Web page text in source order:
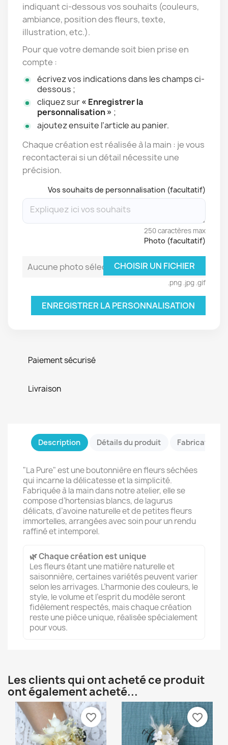
indiquant ci-dessous vos souhaits (couleurs,
ambiance, position des fleurs, texte,
illustration, etc.).
Pour que votre demande soit bien prise en
compte :
écrivez vos indications dans les champs ci-
dessous ;
cliquez sur« Enregistrer la
personnalisation » ;
ajoutez ensuite l’article au panier.
Chaque création est réalisée à la main : je vous
recontacterai si un détail nécessite une
précision.
Vos souhaits de personnalisation (facultatif)
250 caractères max
Photo (facultatif)
Aucune photo sélectionnéeCHOISIR UN FICHIER
.png .jpg .gif
ENREGISTRER LA PERSONNALISATION
Paiement sécurisé
Livraison
Description Détails du produit Fabrication
"La Pure" est une boutonnière en fleurs séchées
qui incarne la délicatesse et la simplicité.
Fabriquée à la main dans notre atelier, elle se
compose d’hortensias blancs, de lagurus
délicats, d’avoine naturelle et de petites fleurs
immortelles, arrangées avec soin pour un rendu
raffiné et intemporel.
🌿 Chaque création est unique
Les fleurs étant une matière naturelle et
saisonnière, certaines variétés peuvent varier
selon les arrivages. L’harmonie des couleurs, le
style, le volume et l’esprit du modèle seront
fidèlement respectés, mais chaque création
reste une pièce unique, réalisée spécialement
pour vous.
Les clients qui ont acheté ce produit
ont également acheté...
favorite_border favorite_border